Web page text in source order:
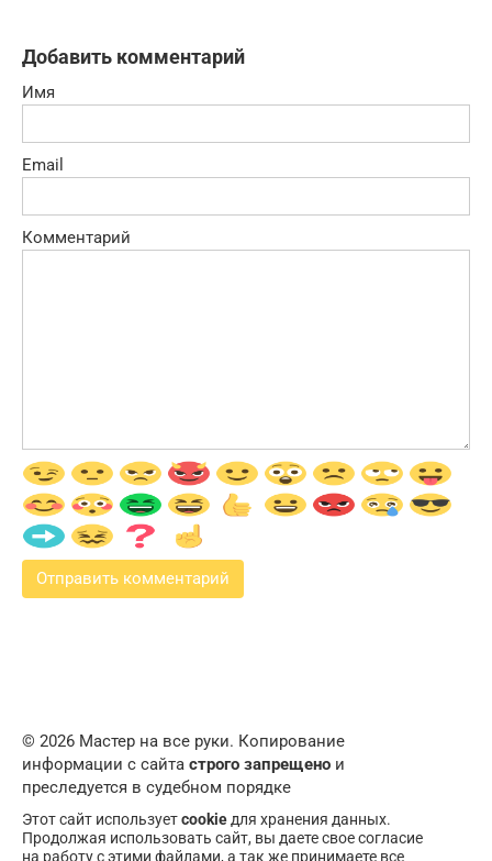
Добавить комментарий
Имя
Email
Комментарий
© 2026 Мастер на все руки. Копирование
информации с сайта строго запрещено и
преследуется в судебном порядке
Этот сайт используетcookie для хранения данных.
Продолжая использовать сайт, вы даете свое согласие
на работу с этими файлами, а так же принимаете все